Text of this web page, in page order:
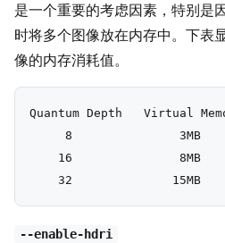
是一个重要的考虑因素，特别是
时将多个图像放在内存中。下表
像的内存消耗值。
Quantum Depth   Virtual
     8               3MB
    16               8MB
--enable-hdri